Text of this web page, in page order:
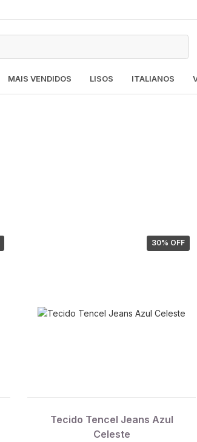
MAIS VENDIDOS LISOS ITALIANOS
30% OFF
Tecido Tencel Jeans Azul
Celeste